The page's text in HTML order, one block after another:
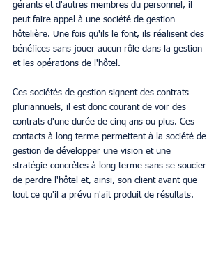
gérants et d'autres membres du personnel, il
peut faire appel à une société de gestion
hôtelière. Une fois qu'ils le font, ils réalisent des
bénéfices sans jouer aucun rôle dans la gestion
et les opérations de l'hôtel.
Ces sociétés de gestion signent des contrats
pluriannuels, il est donc courant de voir des
contrats d'une durée de cinq ans ou plus. Ces
contacts à long terme permettent à la société de
gestion de développer une vision et une
stratégie concrètes à long terme sans se soucier
de perdre l'hôtel et, ainsi, son client avant que
tout ce qu'il a prévu n'ait produit de résultats.